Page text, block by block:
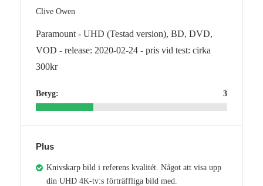
Clive Owen
Paramount - UHD (Testad version), BD, DVD,
VOD - release: 2020-02-24 - pris vid test: cirka
300kr
Betyg: 3
Plus
Knivskarp bild i referens kvalitét. Något att visa upp
din UHD 4K-tv:s förträffliga bild med.